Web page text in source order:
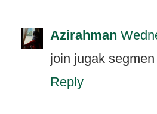
Azirahman
join jugak segmen
Reply